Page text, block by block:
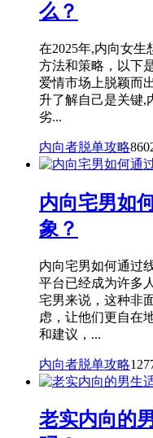
么？
在2025年,内向女
方法和策略，以下
爱情市场上脱颖而
升了解自己是关键,
劣...
内向者脱单攻略860
内向宅男如
象？
内向宅男如何通过
平台已经成为许多
宅男来说，这种非
虑，让他们更自在
和建议，...
内向者脱单攻略
老实内向的